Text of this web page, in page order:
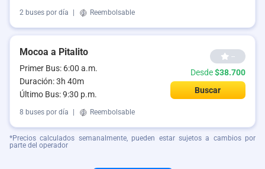
2 buses por día Reembolsable
Mocoa a Pitalito
Primer Bus: 6:00 a.m.
Duración: 3h 40m
Último Bus: 9:30 p.m.
--
Desde$38.700
Buscar
8 buses por día Reembolsable
*Precios calculados semanalmente, pueden estar sujetos a cambios por
parte del operador